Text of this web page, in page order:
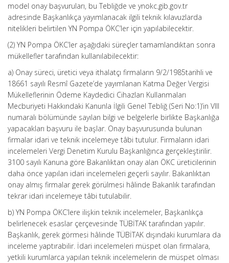
model onay başvuruları, bu Tebliğde ve ynokc.gib.gov.tr
adresinde Başkanlıkça yayımlanacak ilgili teknik kılavuzlarda
nitelikleri belirtilen YN Pompa ÖKC’ler için yapılabilecektir.
(2) YN Pompa ÖKC’ler aşağıdaki süreçler tamamlandıktan sonra
mükellefler tarafından kullanılabilecektir:
a) Onay süreci, üretici veya ithalatçı firmaların 9/2/1985tarihli ve
18661 sayılı Resmî Gazete’de yayımlanan Katma Değer Vergisi
Mükelleflerinin Ödeme Kaydedici Cihazları Kullanmaları
Mecburiyeti Hakkındaki Kanunla İlgili Genel Tebliğ (Seri No:1)’in VIII
numaralı bölümünde sayılan bilgi ve belgelerle birlikte Başkanlığa
yapacakları başvuru ile başlar. Onay başvurusunda bulunan
firmalar idari ve teknik incelemeye tâbi tutulur. Firmaların idari
incelemeleri Vergi Denetim Kurulu Başkanlığınca gerçekleştirilir.
3100 sayılı Kanuna göre Bakanlıktan onay alan ÖKC üreticilerinin
daha önce yapılan idari incelemeleri geçerli sayılır. Bakanlıktan
onay almış firmalar gerek görülmesi hâlinde Bakanlık tarafından
tekrar idari incelemeye tâbi tutulabilir.
b) YN Pompa ÖKC’lere ilişkin teknik incelemeler, Başkanlıkça
belirlenecek esaslar çerçevesinde TÜBİTAK tarafından yapılır.
Başkanlık, gerek görmesi hâlinde TÜBİTAK dışındaki kurumlara da
inceleme yaptırabilir. İdari incelemeleri müspet olan firmalara,
yetkili kurumlarca yapılan teknik incelemelerin de müspet olması